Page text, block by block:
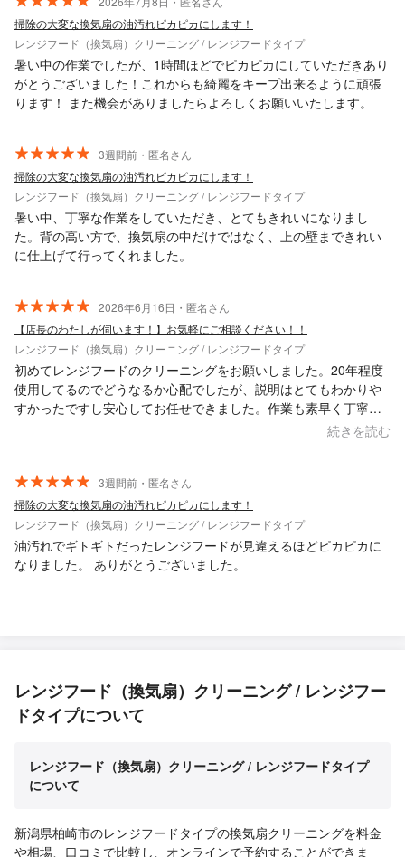
掃除の大変な換気扇の油汚れピカピカにします！
レンジフード（換気扇）クリーニング / レンジフードタイプ
暑い中の作業でしたが、1時間ほどでピカピカにしていただきあり
がとうございました！これからも綺麗をキープ出来るように頑張
ります！ また機会がありましたらよろしくお願いいたします。
3週間前・匿名さん
掃除の大変な換気扇の油汚れピカピカにします！
レンジフード（換気扇）クリーニング / レンジフードタイプ
暑い中、丁寧な作業をしていただき、とてもきれいになりまし
た。背の高い方で、換気扇の中だけではなく、上の壁まできれい
に仕上げて行ってくれました。
2026年6月16日・匿名さん
【店長のわたしが伺います！】お気軽にご相談ください！！
レンジフード（換気扇）クリーニング / レンジフードタイプ
初めてレンジフードのクリーニングをお願いしました。20年程度
使用してるのでどうなるか心配でしたが、説明はとてもわかりや
すかったですし安心してお任せできました。作業も素早く丁寧に
されてましたし、レンジフードも綺麗になりました。次回何かあ
続きを読む
3週間前・匿名さん
掃除の大変な換気扇の油汚れピカピカにします！
レンジフード（換気扇）クリーニング / レンジフードタイプ
油汚れでギトギトだったレンジフードが見違えるほどピカピカに
なりました。 ありがとうございました。
レンジフード（換気扇）クリーニング / レンジフー
ドタイプについて
レンジフード（換気扇）クリーニング / レンジフードタイプ
について
新潟県柏崎市のレンジフードタイプの換気扇クリーニングを料金
や相場、口コミで比較し、オンラインで予約することができま